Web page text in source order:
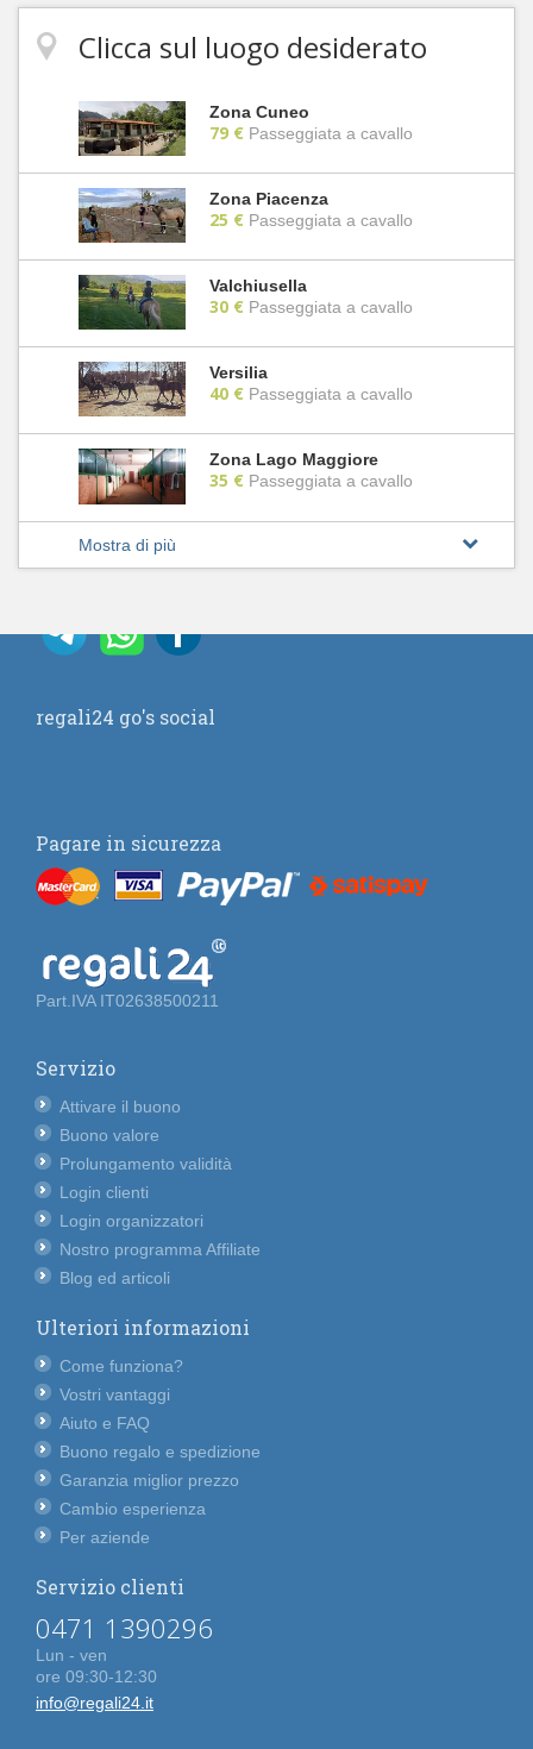
Clicca sul luogo desiderato
Zona Cuneo
79 € Passeggiata a cavallo
Zona Piacenza
25 € Passeggiata a cavallo
Valchiusella
30 € Passeggiata a cavallo
Versilia
40 € Passeggiata a cavallo
Zona Lago Maggiore
35 € Passeggiata a cavallo
Mostra di più
regali24 go's social
Pagare in sicurezza
Part.IVA IT02638500211
Servizio
Attivare il buono
Buono valore
Prolungamento validità
Login clienti
Login organizzatori
Nostro programma Affiliate
Blog ed articoli
Ulteriori informazioni
Come funziona?
Vostri vantaggi
Aiuto e FAQ
Buono regalo e spedizione
Garanzia miglior prezzo
Cambio esperienza
Per aziende
Servizio clienti
0471 1390296
Lun - ven
ore 09:30-12:30
info@regali24.it